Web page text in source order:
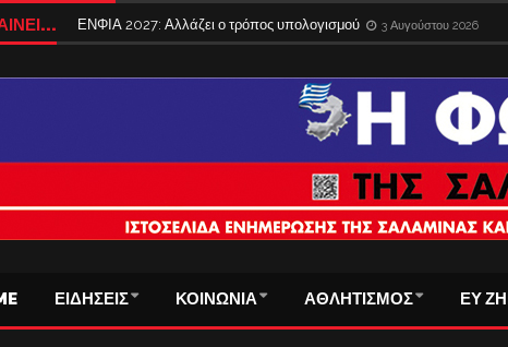
ΕΝΦΙΑ 2027: Αλλάζει ο τρόπος υπολογισμού 3 Αυγούστου 2026
ΕΙΔΗΣΕΙΣ ΚΟΙΝΩΝΙΑ ΑΘΛΗΤΙΣΜΟΣ ΕΥ